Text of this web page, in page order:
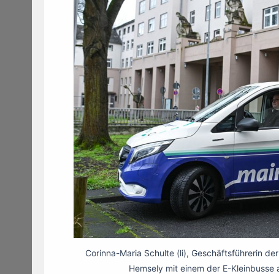
Corinna-Maria Schulte (li), Geschäftsführerin
Hemsely mit einem der E-